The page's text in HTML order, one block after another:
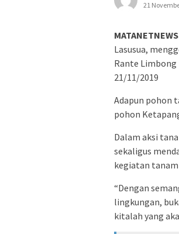
21
Lasusua,
Rante Limbong
21/11/2019
Adapun pohon
pohon
Dalam aksi
sekaligus
kegiatan
“Dengan
lingkungan,
kitalah yang